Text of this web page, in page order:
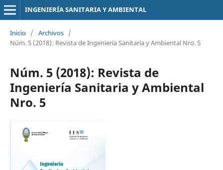
INGENIERÍA SANITARIA Y AMBIENTAL
Inicio / Archivos /
Núm. 5 (2018): Revista de Ingeniería Sanitaria y Ambiental Nro. 5
Núm. 5 (2018): Revista de
Ingeniería Sanitaria y Ambiental
Nro. 5